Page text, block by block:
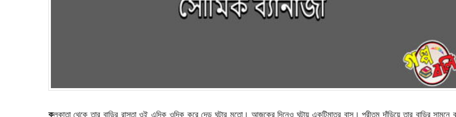
কলকাতা থেকে তার বাড়ির রাস্তা ওই এদিক ওদিক করে দেড় ঘন্টার মতো। আজকের দিনেও ঘন্টায় একটিমাত্র বাস। প্রীতম দাঁড়িয়ে তার বাড়ির সামনে